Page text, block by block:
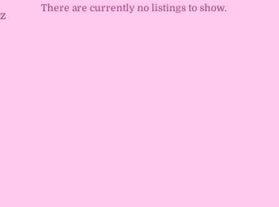
There are currently no listings to show.